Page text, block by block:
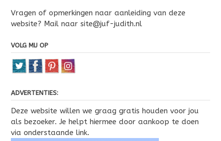
Vragen of opmerkingen naar aanleiding van deze
website? Mail naar site@juf-judith.nl
VOLG MIJ OP
ADVERTENTIES:
Deze website willen we graag gratis houden voor jou
als bezoeker. Je helpt hiermee door aankoop te doen
via onderstaande link.